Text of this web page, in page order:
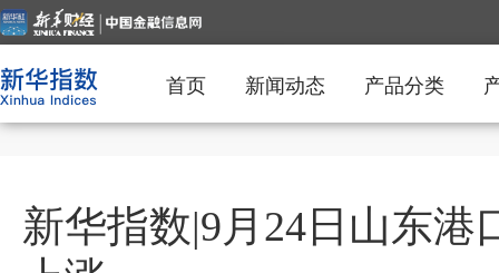
首页 新闻动态 产品分类
新华指数|9月24日山东港